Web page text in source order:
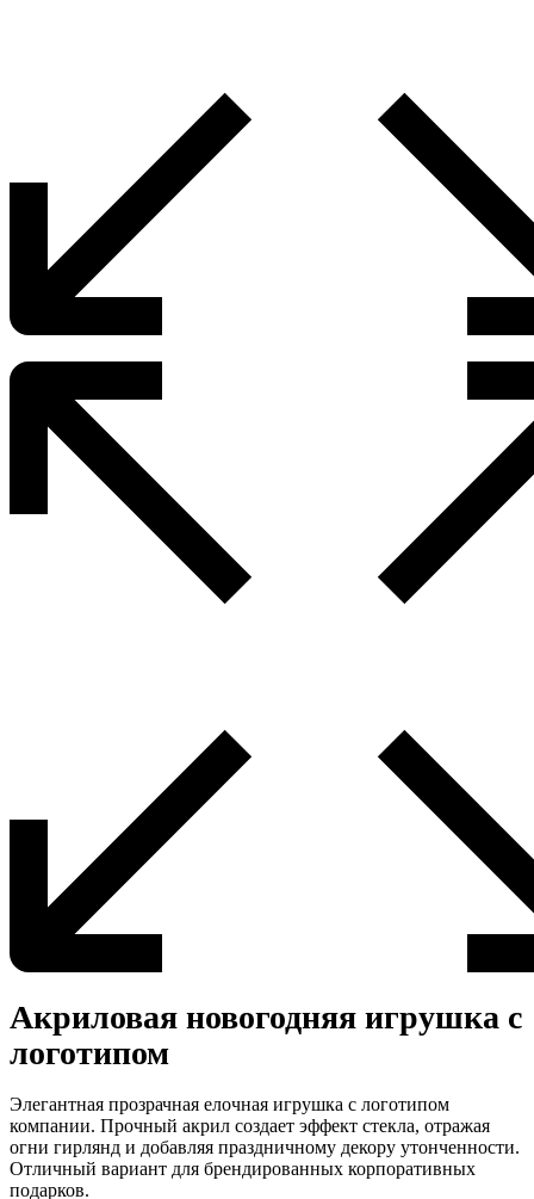
Акриловая новогодняя игрушка с
логотипом
Элегантная прозрачная елочная игрушка с логотипом
компании. Прочный акрил создает эффект стекла, отражая
огни гирлянд и добавляя праздничному декору утонченности.
Отличный вариант для брендированных корпоративных
подарков.